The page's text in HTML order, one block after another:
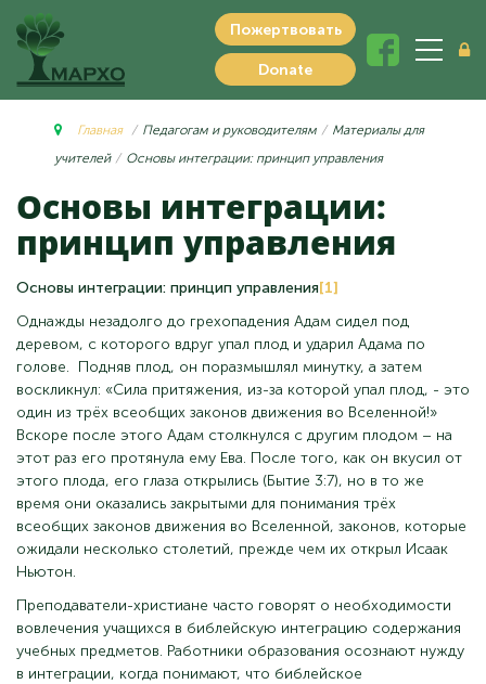
Пожертвовать
Donate
Главная Педагогам и руководителям
Материалы для
учителей
Основы интеграции: принцип управления
Основы интеграции:
принцип управления
Основы интеграции: принцип управления[1]
Однажды незадолго до грехопадения Адам сидел под
деревом, с которого вдруг упал плод и ударил Адама по
голове. Подняв плод, он поразмышлял минутку, а затем
воскликнул: «Сила притяжения, из-за которой упал плод, - это
один из трёх всеобщих законов движения во Вселенной!»
Вскоре после этого Адам столкнулся с другим плодом – на
этот раз его протянула ему Ева. После того, как он вкусил от
этого плода, его глаза открылись (Бытие 3:7), но в то же
время они оказались закрытыми для понимания трёх
всеобщих законов движения во Вселенной, законов, которые
ожидали несколько столетий, прежде чем их открыл Исаак
Ньютон.
Преподаватели-христиане часто говорят о необходимости
вовлечения учащихся в библейскую интеграцию содержания
учебных предметов. Работники образования осознают нужду
в интеграции, когда понимают, что библейское